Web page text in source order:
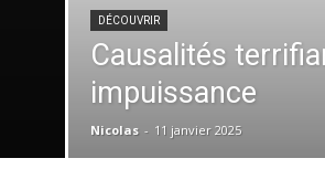
DÉCOUVRIR
Causalités
impuissance
Nicolas - 11 janvier 2025